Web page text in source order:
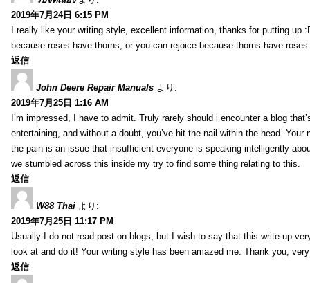
2019年7月24日 6:15 PM
I really like your writing style, excellent information, thanks for putting up
because roses have thorns, or you can rejoice because thorns have
返信
John Deere Repair Manuals より:
2019年7月25日 1:16 AM
I’m impressed, I have to admit. Truly rarely should i encounter a blog
entertaining, and without a doubt, you’ve hit the nail within the head. Your
the pain is an issue that insufficient everyone is speaking intelligently
we stumbled across this inside my try to find some thing relating to this.
返信
W88 Thai より:
2019年7月25日 11:17 PM
Usually I do not read post on blogs, but I wish to say that this write-up
look at and do it! Your writing style has been amazed me. Thank you,
返信